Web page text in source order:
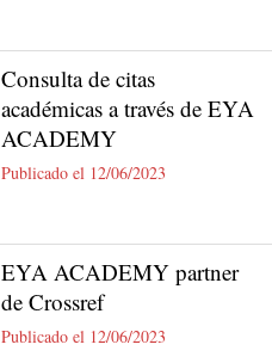
Consulta de citas
académicas a través de EYA
ACADEMY
Publicado el 12/06/2023
EYA ACADEMY partner
de Crossref
Publicado el 12/06/2023